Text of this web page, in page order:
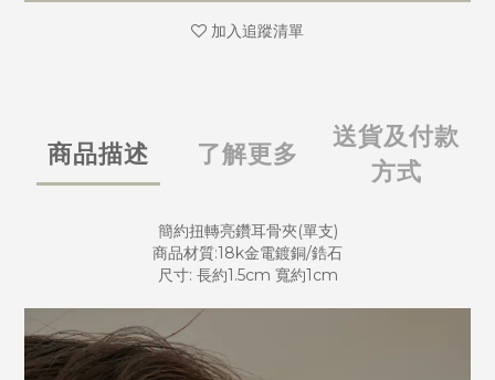
加入追蹤清單
商品描述 了解更多
送貨及付款
方式
簡約扭轉亮鑽耳骨夾(單支)
商品材質:18k金電鍍銅/鋯石
尺寸: 長約1.5cm 寬約1cm